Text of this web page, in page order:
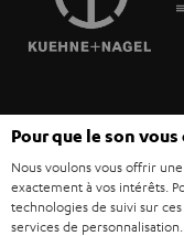
ULTIMA
FANSHOP
NOUVEAUTÉS
MANAGEMENT
VALEURS
ACCESSIBILITÉ
POLOGNE
ITALIE
USA
erreurs. Les accessoires
livraison. D’éventuels frais
©2026 Lautsprecher Teufel
Pour que le son
Nous voulons vous offrir
exactement à vos intérêts.
technologies de suivi sur
services de personnalisation.